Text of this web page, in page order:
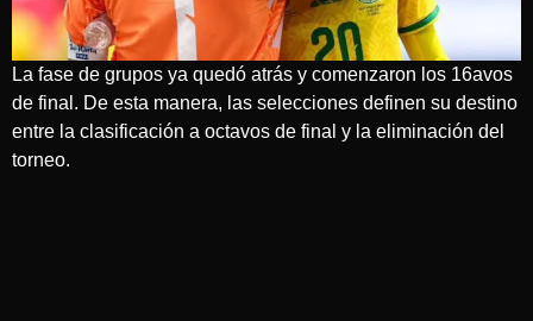
La fase de grupos ya quedó atrás y comenzaron los 16avos
de final. De esta manera, las selecciones definen su destino
entre la clasificación a octavos de final y la eliminación del
torneo.